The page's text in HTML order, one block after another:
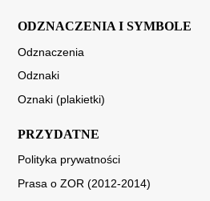
ODZNACZENIA I SYMBOLE
Odznaczenia
Odznaki
Oznaki (plakietki)
PRZYDATNE
Polityka prywatności
Prasa o ZOR (2012-2014)